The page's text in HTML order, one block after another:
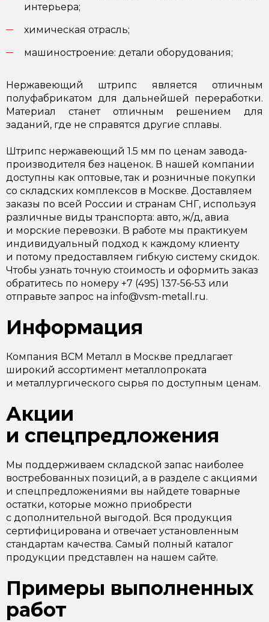
интерьера;
химическая отрасль;
машиностроение: детали оборудования;
Нержавеющий штрипс является отличным
полуфабрикатом для дальнейшей переработки.
Материал станет отличным решением для
заданий, где не справятся другие сплавы.
Штрипс нержавеющий 1.5 мм по ценам завода-
производителя без наценок. В нашей компании
доступны как оптовые, так и розничные покупки
со складских комплексов в Москве. Доставляем
заказы по всей России и странам СНГ, используя
различные виды транспорта: авто, ж/д, авиа
и морские перевозки. В работе мы практикуем
индивидуальный подход к каждому клиенту
и потому предоставляем гибкую систему скидок.
Чтобы узнать точную стоимость и оформить заказ
обратитесь по номеру +7 (495) 137-56-53 или
отправьте запрос на info@vsm-metall.ru.
Информация
Компания ВСМ Металл в Москве предлагает
широкий ассортимент металлопроката
и металлургического сырья по доступным ценам.
Акции
и спецпредложения
Мы поддерживаем складской запас наиболее
востребованных позиций, а в разделе с акциями
и спецпредложениями вы найдете товарные
остатки, которые можно приобрести
с дополнительной выгодой. Вся продукция
сертифицирована и отвечает установленным
стандартам качества. Самый полный каталог
продукции представлен на нашем сайте.
Примеры выполненных
работ